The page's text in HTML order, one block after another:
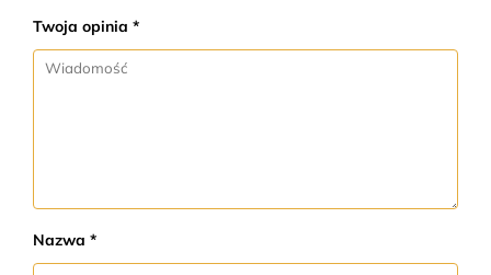
Twoja opinia *
Nazwa *